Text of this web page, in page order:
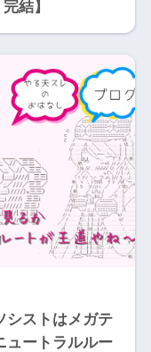
結】
シストはメガテ
ュートラルルー